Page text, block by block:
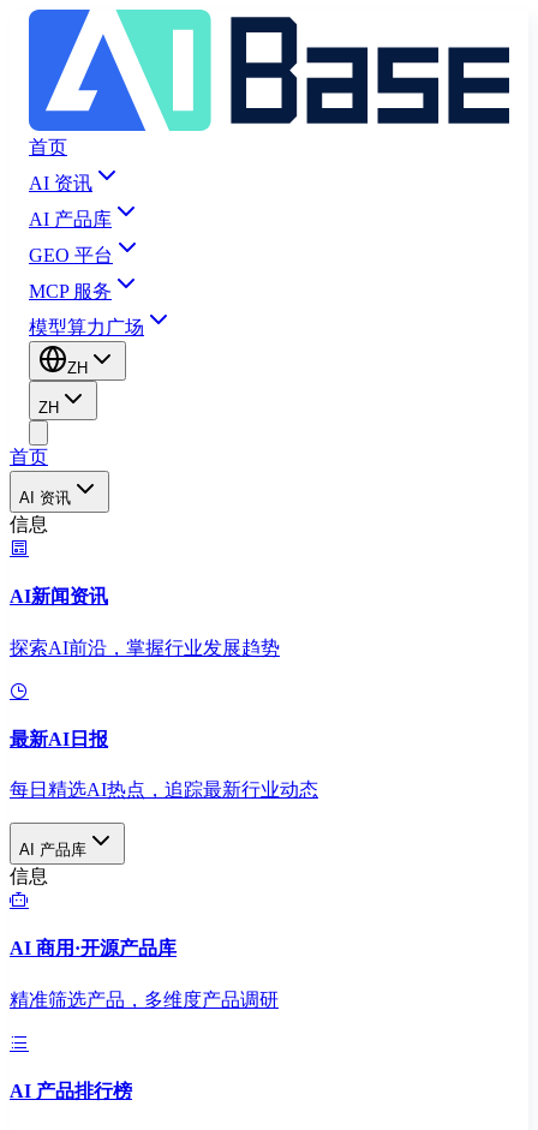
首页
AI 资讯
AI 产品库
GEO 平台
MCP 服务
模型算力广场
ZH
ZH
首页
AI 资讯
信息
AI新闻资讯
探索AI前沿，掌握行业发展趋势
最新AI日报
每日精选AI热点，追踪最新行业动态
AI 产品库
信息
AI 商用·开源产品库
精准筛选产品，多维度产品调研
AI 产品排行榜